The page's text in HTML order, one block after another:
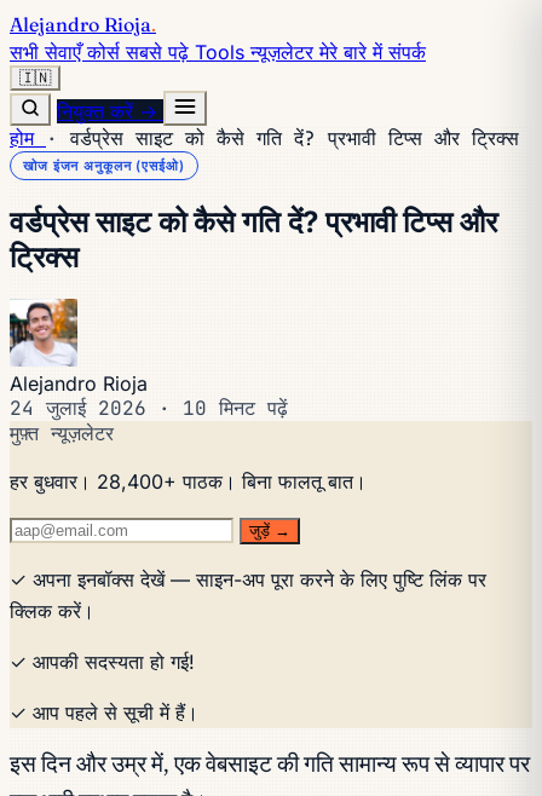
Alejandro Rioja.
सभी सेवाएँकोर्ससबसे पढ़े Toolsन्यूज़लेटरमेरे बारे मेंसंपर्क
🇮🇳
नियुक्त करें →
होम · वर्डप्रेस साइट को कैसे गति दें? प्रभावी टिप्स और ट्रिक्स
खोज इंजन अनुकूलन (एसईओ)
वर्डप्रेस साइट को कैसे गति दें? प्रभावी टिप्स और
ट्रिक्स
Alejandro Rioja
24 जुलाई 2026 ·
10 मिनट पढ़ें
मुफ़्त न्यूज़लेटर
हर बुधवार। 28,400+ पाठक। बिना फालतू बात।
जुड़ें →
✓ अपना इनबॉक्स देखें — साइन-अप पूरा करने के लिए पुष्टि लिंक पर
क्लिक करें।
✓ आपकी सदस्यता हो गई!
✓ आप पहले से सूची में हैं।
इस दिन और उम्र में, एक वेबसाइट की गति सामान्य रूप से व्यापार पर